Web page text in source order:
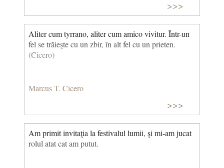
>>>
Aliter cum tyrrano, aliter cum amico vivitur. Într-un
fel se trăieşte cu un zbir, în alt fel cu un prieten.
(Cicero)
Marcus T. Cicero
>>>
Am primit invitaţia la festivalul lumii, şi mi-am jucat
rolul atat cat am putut.